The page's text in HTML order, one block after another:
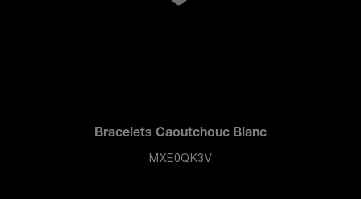
Bracelets Caoutchouc Blanc
MXE0QK3V